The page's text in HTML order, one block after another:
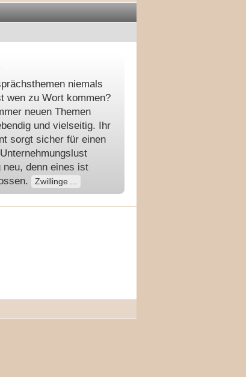
niemals
wen zu Wort kommen?
neuen Themen
und vielseitig. Ihr
sorgt sicher für einen
neu, denn eines ist
Zwillinge